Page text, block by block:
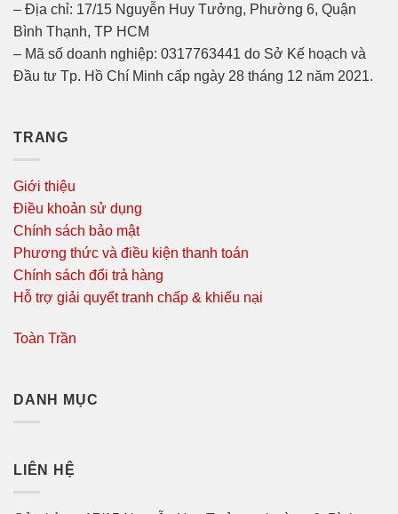
– Địa chỉ: 17/15 Nguyễn Huy Tưởng, Phường 6, Quận
Bình Thạnh, TP HCM
– Mã số doanh nghiệp: 0317763441 do Sở Kế hoạch và
Đầu tư Tp. Hồ Chí Minh cấp ngày 28 tháng 12 năm 2021.
TRANG
Giới thiệu
Điều khoản sử dụng
Chính sách bảo mật
Phương thức và điều kiện thanh toán
Chính sách đổi trả hàng
Hỗ trợ giải quyết tranh chấp & khiếu nại
Toàn Trần
DANH MỤC
LIÊN HỆ